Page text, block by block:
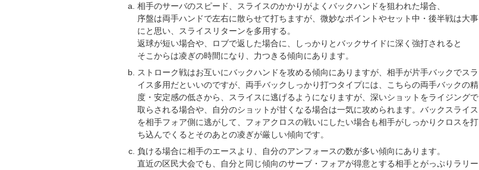
相手のサーバのスピード、スライスのかかりがよくバックハンドを狙われた場合、
序盤は両手ハンドで左右に散らせて打ちますが、微妙なポイントやセット中・後半戦は大事
にと思い、スライスリターンを多用する。
返球が短い場合や、ロブで返した場合に、しっかりとバックサイドに深く強打されると
そこからは凌ぎの時間になり、力つきる傾向にあります。
ストローク戦はお互いにバックハンドを攻める傾向にありますが、相手が片手バックでスラ
イス多用だといいのですが、両手バックしっかり打つタイプには、こちらの両手バックの精
度・安定感の低さから、スライスに逃げるようになりますが、深いショットをライジングで
取らされる場合や、自分のショットが甘くなる場合は一気に攻められます。バックスライス
を相手フォア側に逃がして、フォアクロスの戦いにしたい場合も相手がしっかりクロスを打
ち込んでくるとそのあとの凌ぎが厳しい傾向です。
負ける場合に相手のエースより、自分のアンフォースの数が多い傾向にあります。
直近の区民大会でも、自分と同じ傾向のサーブ・フォアが得意とする相手とがっぷりラリー